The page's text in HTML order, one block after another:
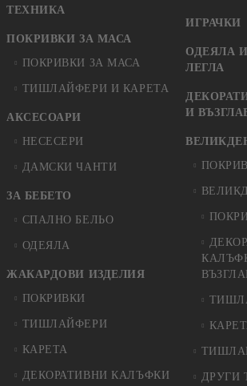
ТЕХНИКА
ПОКРИВКИ ЗА МАСА
ПОКРИВКИ ЗА МАСА
ТИШЛАЙФЕРИ И КАРЕТА
АКСЕСОАРИ
НЕСЕСЕРИ
ДАМСКИ ЧАНТИ
ЗА БЕБЕТО
СПАЛНО БЕЛЬО
ОДЕЯЛА
ЖАКАРДОВИ ИЗДЕЛИЯ
ПОКРИВКИ
ТИШЛАЙФЕРИ
КАРЕТА
ДЕКОРАТИВНИ КАЛЪФКИ
ИГРАЧКИ
ОДЕЯЛА
ЛЕГЛА
И
ДРУГИ